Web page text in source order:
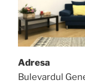
Adresa
Bulevardul